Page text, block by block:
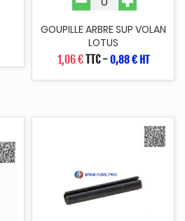
GOUPILLE ARBRE SUP VOLAN
LOTUS
1,06 €TTC-0,88 € HT